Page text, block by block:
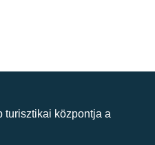
turisztikai központja a